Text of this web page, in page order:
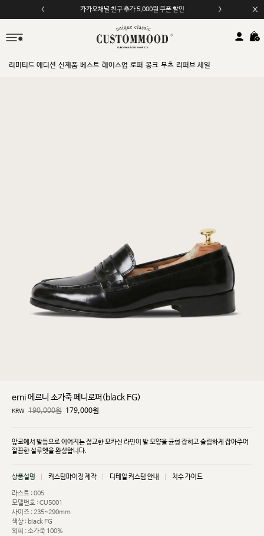
모바일 앱 자동 2,000원 할인
리미티드 에디션 신제품 베스트 레이스업 로퍼 몽크 부츠 리퍼브 세일
erni 에르니 소가죽 페니로퍼(black FG)
KRW 190,000원 179,000원
앞코에서 발등으로 이어지는 정교한 모카신 라인이 발 모양을 균형 잡히고 슬림하게 잡아주어
깔끔한실루엣을 완성합니다.
상품설명 커스텀마이징 제작 디테일 커스텀 안내 치수 가이드
라스트 : 005
모델번호 : CU5001
사이즈 : 235~290mm
색상 : black FG
외피 : 소가죽 100%